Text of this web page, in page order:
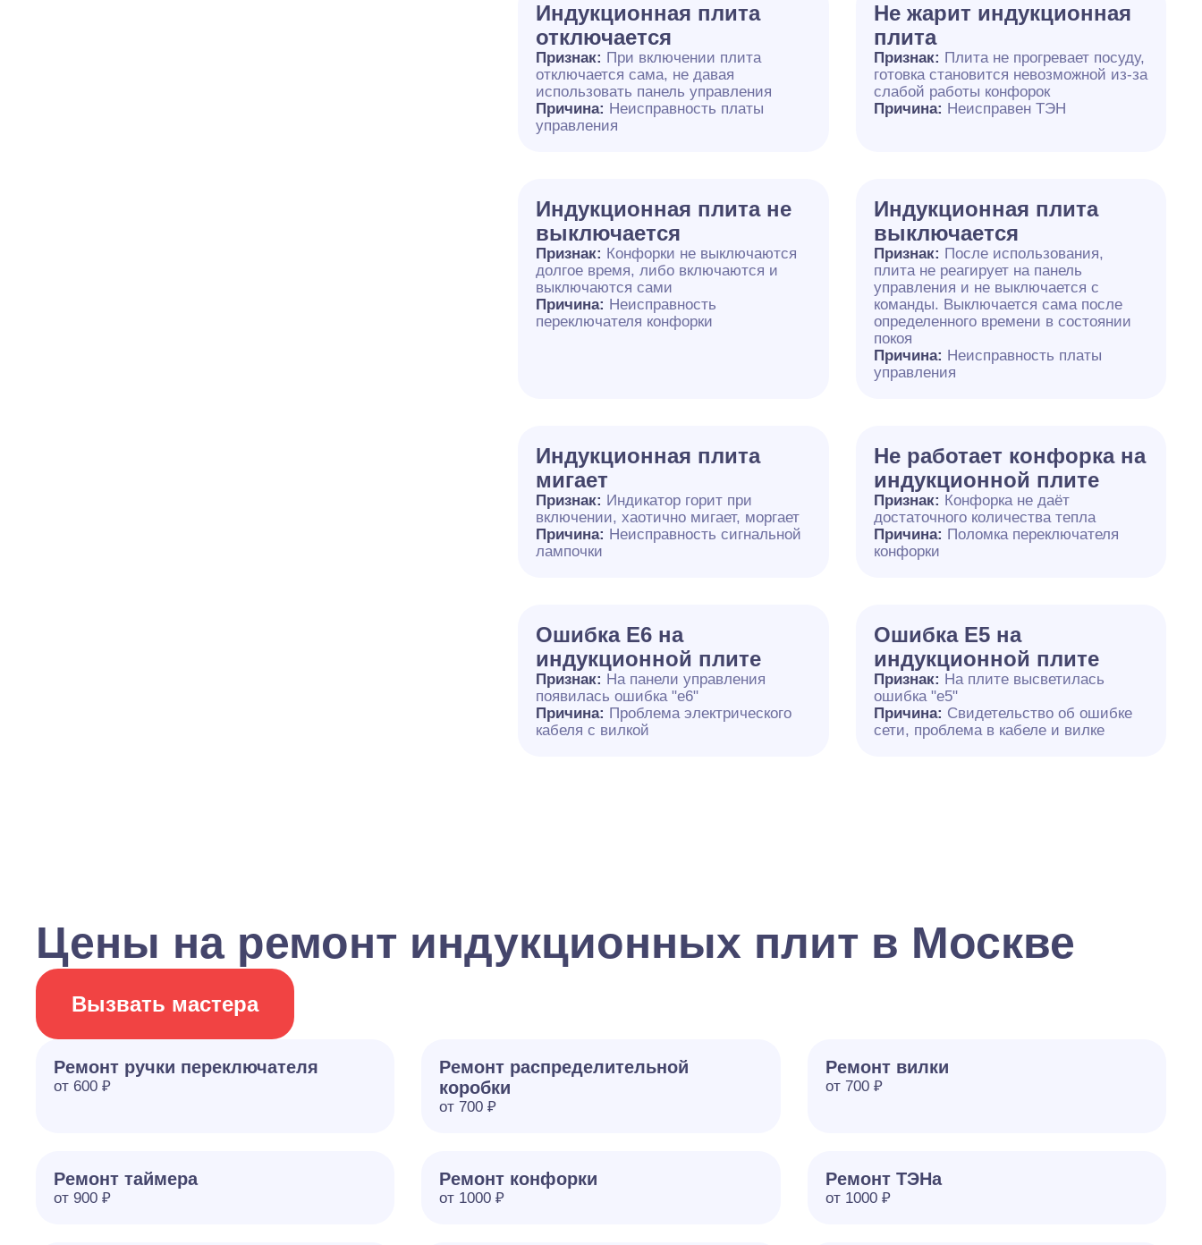
Индукционная плита
отключается
Признак: При включении плита
отключается сама, не давая
использовать панель управления
Причина: Неисправность платы
управления
Не жарит индукционная
плита
Признак: Плита не прогревает посуду,
готовка становится невозможной из-за
слабой работы конфорок
Причина: Неисправен ТЭН
Индукционная плита не
выключается
Признак: Конфорки не выключаются
долгое время, либо включаются и
выключаются сами
Причина: Неисправность
переключателя конфорки
Индукционная плита
выключается
Признак: После использования,
плита не реагирует на панель
управления и не выключается с
команды. Выключается сама после
определенного времени в состоянии
покоя
Причина: Неисправность платы
управления
Индукционная плита
мигает
Признак: Индикатор горит при
включении, хаотично мигает, моргает
Причина: Неисправность сигнальной
лампочки
Не работает конфорка на
индукционной плите
Признак: Конфорка не даёт
достаточного количества тепла
Причина: Поломка переключателя
конфорки
Ошибка E6 на
индукционной плите
Признак: На панели управления
появилась ошибка "e6"
Причина: Проблема электрического
кабеля с вилкой
Ошибка Е5 на
индукционной плите
Признак: На плите высветилась
ошибка "е5"
Причина: Свидетельство об ошибке
сети, проблема в кабеле и вилке
Цены на ремонт индукционных плит в Москве
Вызвать мастера
Ремонт ручки переключателя
от 600 ₽
Ремонт распределительной
коробки
от 700 ₽
Ремонт вилки
от 700 ₽
Ремонт таймера
от 900 ₽
Ремонт конфорки
от 1000 ₽
Ремонт ТЭНа
от 1000 ₽